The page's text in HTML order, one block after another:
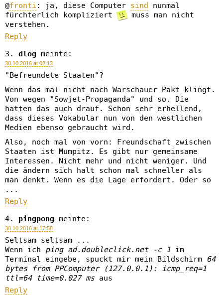
@fronti : ja, diese Computer sind
nunmal
fürchterlich kompliziert
muss man nicht
verstehen.
Reply
dlog meinte:
30.10.2016 at 02:13
"Befreundete Staaten"?
Wenn das mal nicht nach Warschauer Pakt klingt.
Von wegen "Sowjet-Propaganda" und so. Die
hatten das auch drauf. Schon sehr erhellend,
dass dieses Vokabular nun von den westlichen
Medien ebenso gebraucht wird.
Also, noch mal von vorn: Freundschaft zwischen
Staaten ist Mumpitz. Es gibt nur gemeinsame
Interessen. Nicht mehr und nicht weniger. Und
die ändern sich halt schon mal schneller als
man denkt. Wenn es die Lage erfordert. Oder so
...
Reply
pingpong meinte:
30.10.2016 at 17:58
Seltsam seltsam ...
Wenn ich ping ad.doubleclick.net -c 1 im
Terminal eingebe, spuckt mir mein Bildschirm
64
bytes from PPComputer (127.0.0.1): icmp_req=1
ttl=64 time=0.027 ms aus
Reply